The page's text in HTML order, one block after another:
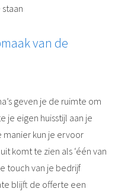
van de
geven je de ruimte om
je eigen huisstijl aan je
kun je ervoor
komt te zien als ‘één van
touch van je bedrijf
blijft de offerte een